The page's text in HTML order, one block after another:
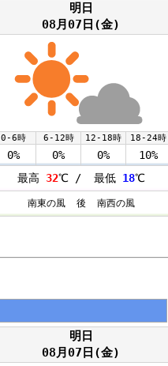
明日
08月07日(金)
0-6時 6-12時 12-18時 18-24時
0% 0% 0%
10%
最高 32℃ / 最低 18℃
南東の風 後 南西の風
明日
08月07日(金)